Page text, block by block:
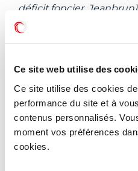
Ce site web utilise des
Ce site utilise des cookies
performance du site et à
contenus personnalisés.
moment vos préférences
cookies.
déficit foncier,
conseiller pour savoir
adapté pour vous !
épargne épargne
Investissement livret A
Patrimoine taux
©Advenisgestion Privée.
*La fiscalité des
votre situation